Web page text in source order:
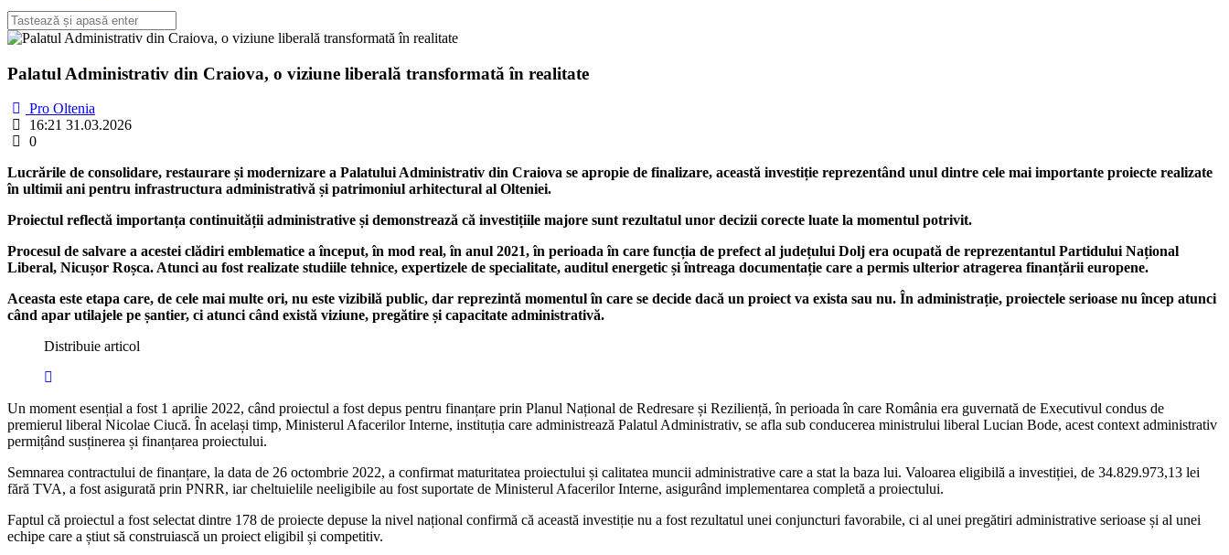
Palatul Administrativ din Craiova, o viziune liberală transformată în realitate
Pro Oltenia
16:21 31.03.2026
0
Lucrările de consolidare, restaurare și modernizare a Palatului Administrativ din Craiova se apropie de finalizare, această investiție reprezentând unul dintre cele mai importante proiecte realizate
în ultimii ani pentru infrastructura administrativă și patrimoniul arhitectural al Olteniei.
Proiectul reflectă importanța continuității administrative și demonstrează că investițiile majore sunt rezultatul unor decizii corecte luate la momentul potrivit.
Procesul de salvare a acestei clădiri emblematice a început, în mod real, în anul 2021, în perioada în care funcția de prefect al județului Dolj era ocupată de reprezentantul Partidului Național
Liberal, Nicușor Roșca. Atunci au fost realizate studiile tehnice, expertizele de specialitate, auditul energetic și întreaga documentație care a permis ulterior atragerea finanțării europene.
Aceasta este etapa care, de cele mai multe ori, nu este vizibilă public, dar reprezintă momentul în care se decide dacă un proiect va exista sau nu. În administrație, proiectele serioase nu încep atunci
când apar utilajele pe șantier, ci atunci când există viziune, pregătire și capacitate administrativă.
Distribuie articol
Un moment esențial a fost 1 aprilie 2022, când proiectul a fost depus pentru finanțare prin Planul Național de Redresare și Reziliență, în perioada în care România era guvernată de Executivul condus de
premierul liberal Nicolae Ciucă. În același timp, Ministerul Afacerilor Interne, instituția care administrează Palatul Administrativ, se afla sub conducerea ministrului liberal Lucian Bode, acest context administrativ
permițând susținerea și finanțarea proiectului.
Semnarea contractului de finanțare, la data de 26 octombrie 2022, a confirmat maturitatea proiectului și calitatea muncii administrative care a stat la baza lui. Valoarea eligibilă a investiției, de 34.829.973,13 lei
fără TVA, a fost asigurată prin PNRR, iar cheltuielile neeligibile au fost suportate de Ministerul Afacerilor Interne, asigurând implementarea completă a proiectului.
Faptul că proiectul a fost selectat dintre 178 de proiecte depuse la nivel național confirmă că această investiție nu a fost rezultatul unei conjuncturi favorabile, ci al unei pregătiri administrative serioase și al unei
echipe care a știut să construiască un proiect eligibil și competitiv.